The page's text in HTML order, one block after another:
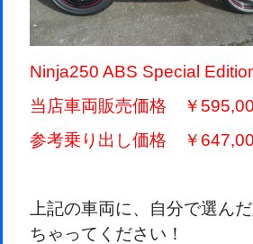
Ninja250 ABS Special
当店車両販売価格 ￥
参考乗り出し価格 ￥
上記の車両に、自分で選ん
ちゃってください！